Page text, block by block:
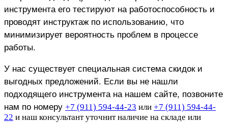
инструмента его тестируют на работоспособность и
проводят инструктаж по использованию, что
минимизирует вероятность проблем в процессе
работы.
У нас существует специальная система скидок и
выгодных предложений. Если вы не нашли
подходящего инструмента на нашем сайте, позвоните
нам по номеру +7 (911) 594-44-23 или +7 (911) 594-44-
22 и наш консультант уточнит наличие на складе или